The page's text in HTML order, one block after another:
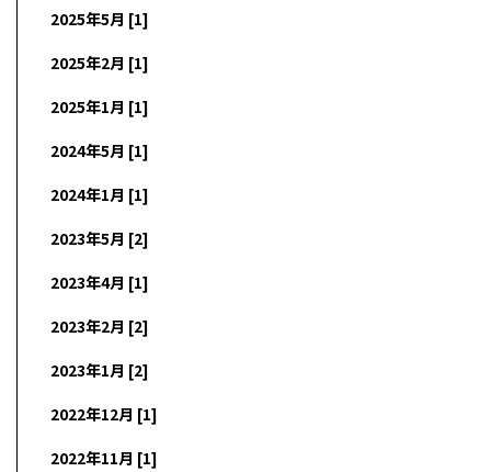
2025年5月 [1]
2025年2月 [1]
2025年1月 [1]
2024年5月 [1]
2024年1月 [1]
2023年5月 [2]
2023年4月 [1]
2023年2月 [2]
2023年1月 [2]
2022年12月 [1]
2022年11月 [1]